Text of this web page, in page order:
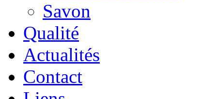
Savon
Qualité
Actualités
Contact